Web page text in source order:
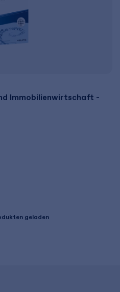
Immobilienwirtschaft -
geladen